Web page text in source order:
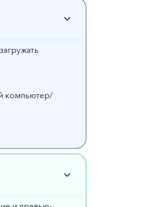
компьютер/